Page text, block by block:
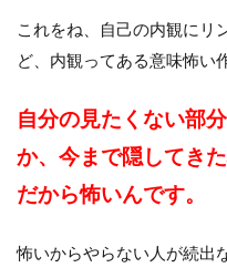
これをね、自己の内観にリ
ど、内観ってある意味怖い
自分の見たくない部
か、今まで隠してき
だから怖いんです。
怖いからやらない人が続出